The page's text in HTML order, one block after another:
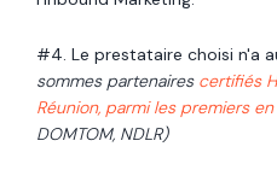
#4. Le prestataire choisi n'a
sommes partenaires certifiés
Réunion, parmi les premiers
DOMTOM, NDLR)